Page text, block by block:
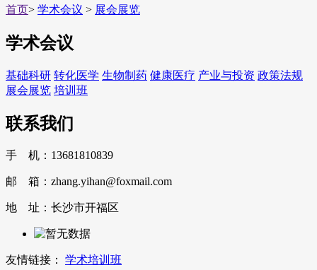
首页> 学术会议 > 展会展览
学术会议
基础科研 转化医学 生物制药 健康医疗 产业与投资 政策法规
展会展览 培训班
联系我们
手 机：13681810839
邮 箱：zhang.yihan@foxmail.com
地 址：长沙市开福区
友情链接： 学术培训班